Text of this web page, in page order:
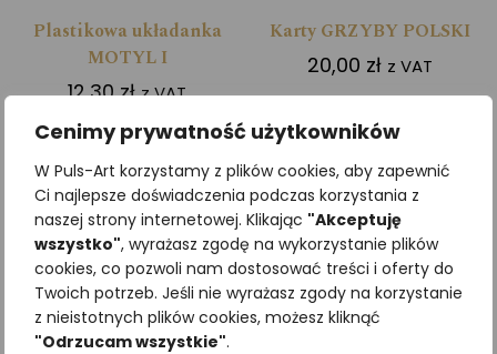
Cenimy prywatność użytkowników
W Puls-Art korzystamy z plików cookies, aby zapewnić
Ci najlepsze doświadczenia podczas korzystania z
naszej strony internetowej. Klikając "Akceptuję
wszystko", wyrażasz zgodę na wykorzystanie plików
cookies, co pozwoli nam dostosować treści i oferty do
Twoich potrzeb. Jeśli nie wyrażasz zgody na korzystanie
z nieistotnych plików cookies, możesz kliknąć
"Odrzucam wszystkie".
Plastikowa układanka
MOTYL I
12,30zł z VAT
Karty GRZYBY POLSKI
20,00 zł z VAT
Dodaj do koszyka